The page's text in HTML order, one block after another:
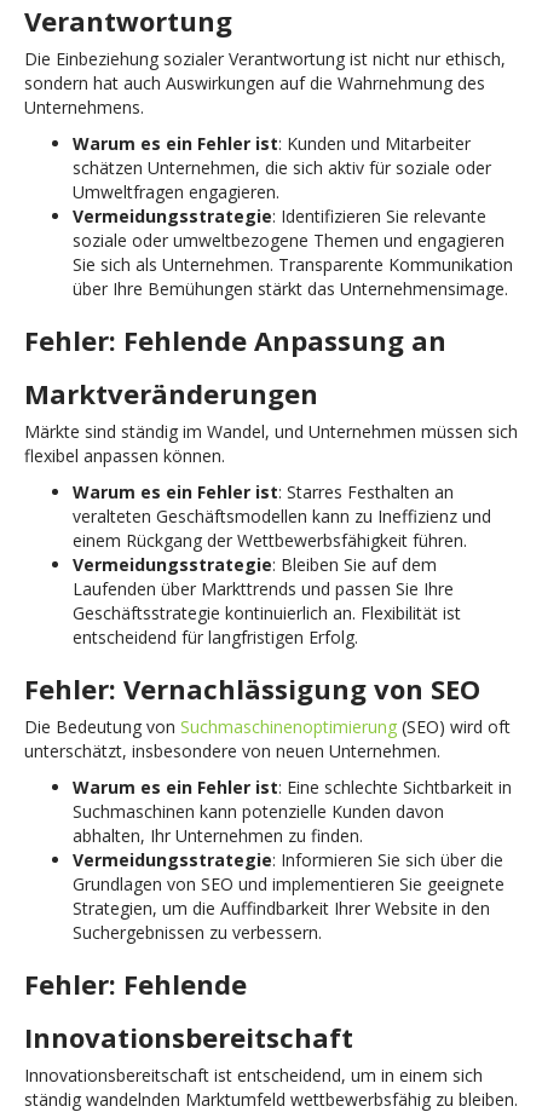
Verantwortung
Die Einbeziehung sozialer Verantwortung ist nicht nur ethisch,
sondern hat auch Auswirkungen auf die Wahrnehmung des
Unternehmens.
Warum es ein Fehler ist: Kunden und Mitarbeiter
schätzen Unternehmen, die sich aktiv für soziale oder
Umweltfragen engagieren.
Vermeidungsstrategie: Identifizieren Sie relevante
soziale oder umweltbezogene Themen und engagieren
Sie sich als Unternehmen. Transparente Kommunikation
über Ihre Bemühungen stärkt das Unternehmensimage.
Fehler: Fehlende Anpassung an
Marktveränderungen
Märkte sind ständig im Wandel, und Unternehmen müssen sich
flexibel anpassen können.
Warum es ein Fehler ist: Starres Festhalten an
veralteten Geschäftsmodellen kann zu Ineffizienz und
einem Rückgang der Wettbewerbsfähigkeit führen.
Vermeidungsstrategie: Bleiben Sie auf dem
Laufenden über Markttrends und passen Sie Ihre
Geschäftsstrategie kontinuierlich an. Flexibilität ist
entscheidend für langfristigen Erfolg.
Fehler: Vernachlässigung von SEO
Die Bedeutung von Suchmaschinenoptimierung (SEO) wird oft
unterschätzt, insbesondere von neuen Unternehmen.
Warum es ein Fehler ist: Eine schlechte Sichtbarkeit in
Suchmaschinen kann potenzielle Kunden davon
abhalten, Ihr Unternehmen zu finden.
Vermeidungsstrategie: Informieren Sie sich über die
Grundlagen von SEO und implementieren Sie geeignete
Strategien, um die Auffindbarkeit Ihrer Website in den
Suchergebnissen zu verbessern.
Fehler: Fehlende
Innovationsbereitschaft
Innovationsbereitschaft ist entscheidend, um in einem sich
ständig wandelnden Marktumfeld wettbewerbsfähig zu bleiben.